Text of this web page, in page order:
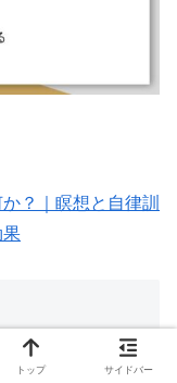
？｜瞑想と自律訓
果
トップ サイドバー